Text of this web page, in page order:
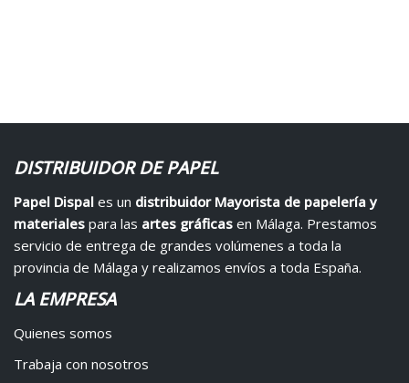
DISTRIBUIDOR DE PAPEL
Papel Dispal es un distribuidor Mayorista de papelería y
materiales para las artes gráficas en Málaga. Prestamos
servicio de entrega de grandes volúmenes a toda la
provincia de Málaga y realizamos envíos a toda España.
LA EMPRESA
Quienes somos
Trabaja con nosotros